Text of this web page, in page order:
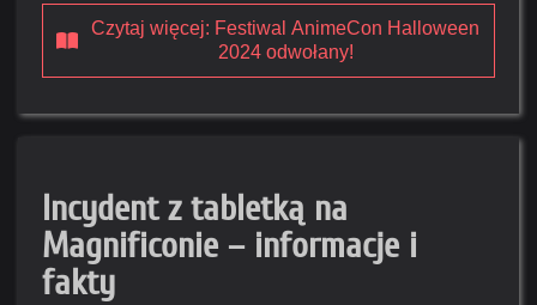
Czytaj więcej: Festiwal AnimeCon Halloween
2024 odwołany!
Incydent z tabletką na
Magnificonie – informacje i
fakty